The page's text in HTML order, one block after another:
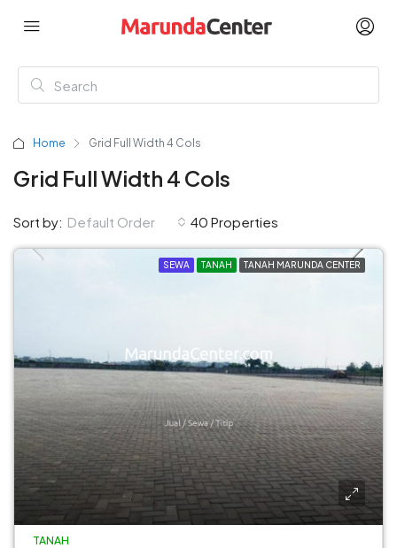
Home Grid Full Width 4 Cols
Grid Full Width 4 Cols
40 Properties
Sort by: Default Order
SEWA TANAH TANAH MARUNDA CENTER
TANAH